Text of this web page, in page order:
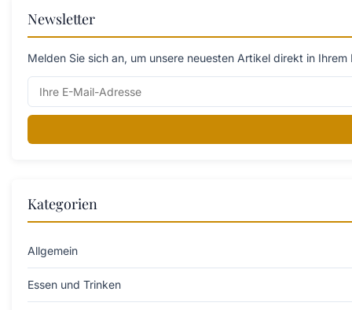
Newsletter
Melden Sie sich an, um unsere neuesten Artikel direkt in
Kategorien
Allgemein
Essen und Trinken